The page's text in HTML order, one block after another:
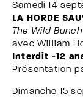
Samedi 14
LA HORDE
The Wild Bunch
avec William
Interdit -12
Présentation
Dimanche 15